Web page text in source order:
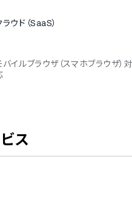
ラウド（SaaS）
バイルブラウザ（スマホブラウザ）対
ス